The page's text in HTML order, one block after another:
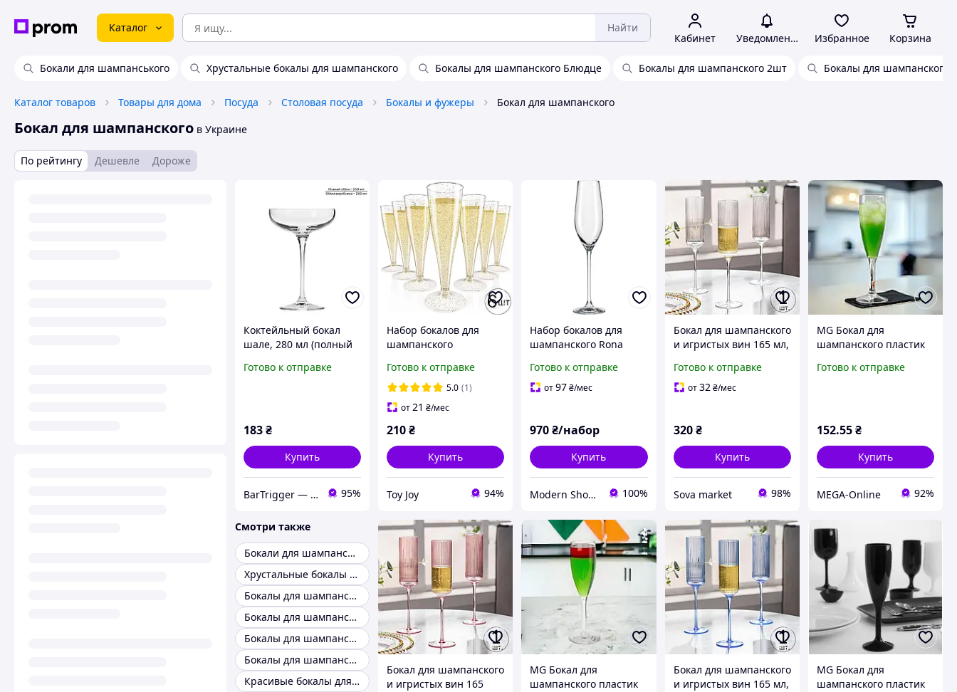
Каталог Найти
Кабинет Уведомления Избранное Корзина
Бокали для шампанського Хрустальные бокалы для шампанского Бокалы для шампанского Блюдце Бокалы для шампанского 2шт Бокалы для шампанского
Каталог товаров Товары для дома Посуда Столовая посуда Бокалы и фужеры Бокал для шампанского
Бокал для шампанского в Украине
По рейтингу Дешевле Дороже
Коктейльный бокал
шале, 280 мл (полный
Harmony, Krosno
Готово к отправке
183₴
Купить
BarTrigger — комплексный поставщик товаров для баров, ресторанов, гостиниц и кафе в Украине 95%
Набор бокалов для
шампанского
премиум класса 133
мл,праздничные с
золотистыми
блестками
Готово к отправке
5.0 (1)
от21 ₴/мес
210₴
Купить
Toy Joy 94%
Набор бокалов для
шампанского Rona
шт.
Готово к отправке
от97₴/мес
970₴/набор
Купить
Modern Shop - посуда, товары для дома и активного отдыха 100%
Бокал для шампанского
и игристых вин 165 мл,
пластиковый,многораз
овый, прочный для
Готово к отправке
от32 ₴/мес
320 ₴
Купить
Sova market 98%
MG Бокал для
шампанского пластик
бокалы Бокал
Готово к отправке
152.55₴
Купить
MEGA-Online 92%
Смотри также
Бокали для шампанського
Хрустальные бокалы для шампанского
Бокалы для шампанского Блюдце
Бокалы для шампанского 2шт
Бокалы для шампанского стекло
Бокалы для шампанского богемия
Красивые бокалы для шампанского
Бокал для шампанского
и игристых вин 165
MG Бокал для
шампанского пластик
Бокал для шампанского
и игристых вин 165 мл,
MG Бокал для
шампанского пластик